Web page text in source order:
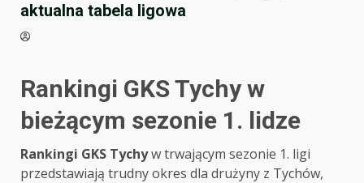
aktualna tabela ligowa
Rankingi GKS Tychy w
bieżącym sezonie 1. lidze
Rankingi GKS Tychyw trwającym sezonie 1. ligi
przedstawiają trudny okres dla drużyny z Tychów,